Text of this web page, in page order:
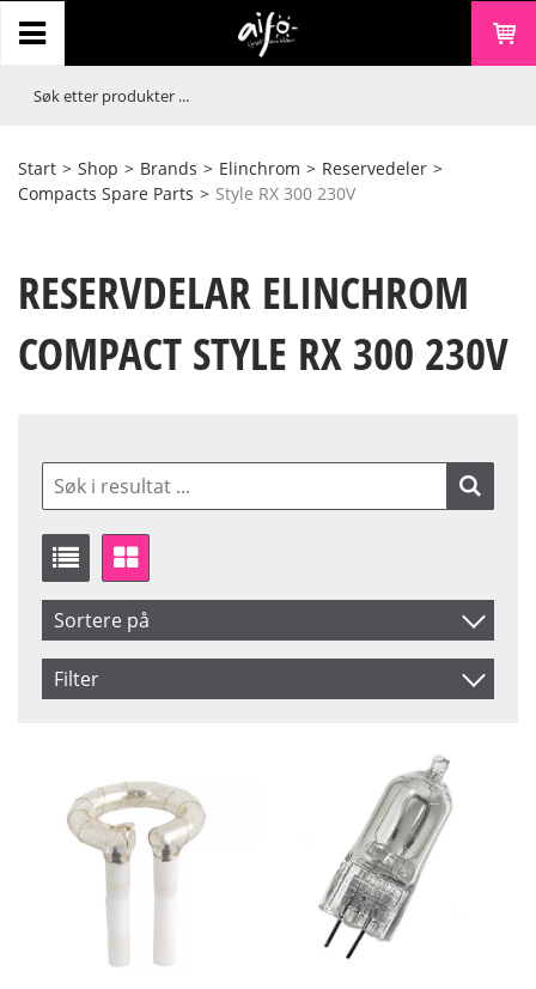
Start > Shop > Brands > Elinchrom > Reservedeler >
Compacts Spare Parts > Style RX 300 230V
RESERVDELAR ELINCHROM
COMPACT STYLE RX 300 230V
Sortere på
Artikelkod
Filter
Pris
Ikke på lager